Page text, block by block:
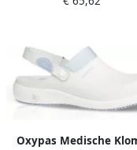
Oxypas Medische